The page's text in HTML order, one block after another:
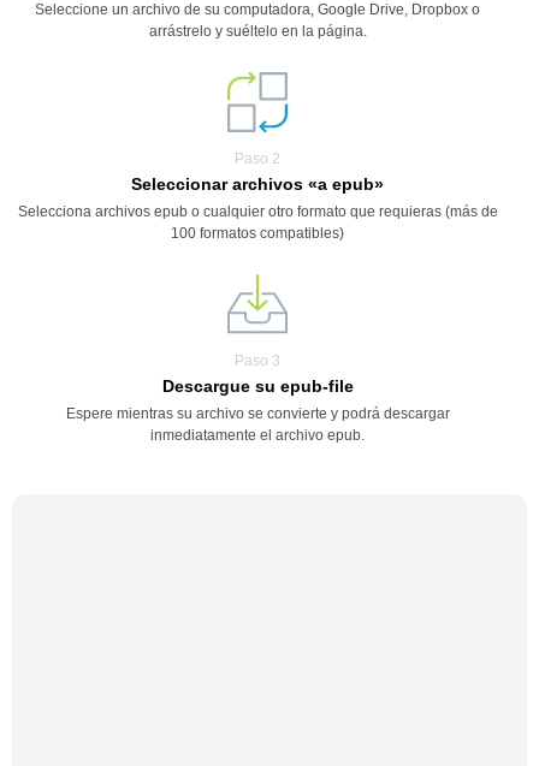
Seleccione un archivo de su computadora, Google Drive, Dropbox o
arrástrelo y suéltelo en la página.
Paso 2
Seleccionar archivos «a epub»
Selecciona archivos epub o cualquier otro formato que requieras (más de
100 formatos compatibles)
Paso 3
Descargue su epub-file
Espere mientras su archivo se convierte y podrá descargar
inmediatamente el archivo epub.